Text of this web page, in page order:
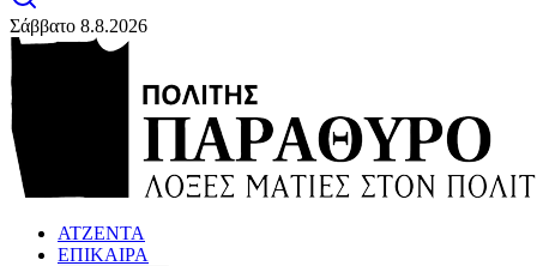
Σάββατο 8.8.2026
ΑΤΖΕΝΤΑ
ΕΠΙΚΑΙΡΑ